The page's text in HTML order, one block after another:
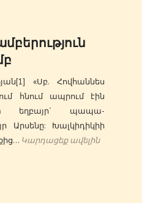
«Սբ. Հովհաննես
հնում ապրում էին
եղբայր` պապա-
Արսենը: Խալկիդիկիի
Կարդացեք ավելին